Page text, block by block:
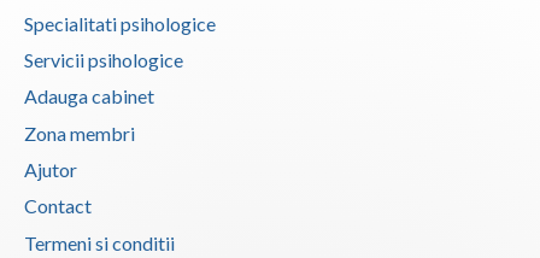
Specialitati psihologice
Servicii psihologice
Adauga cabinet
Zona membri
Ajutor
Contact
Termeni si conditii